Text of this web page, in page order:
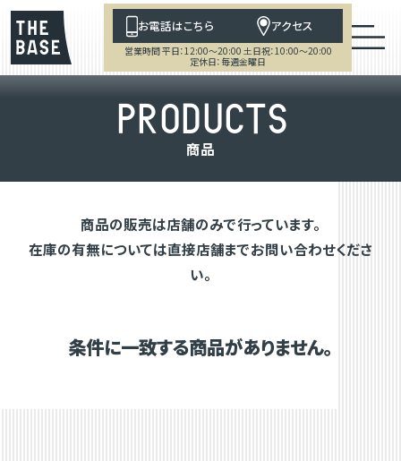
お電話はこちら アクセス
営業時間 平日：12:00～20:00 土日祝：10:00～20:00
定休日：毎週金曜日
PRODUCTS
商品
商品の販売は店舗のみで行っています。
在庫の有無については直接店舗までお問い合わせくださ
い。
条件に一致する商品がありません。